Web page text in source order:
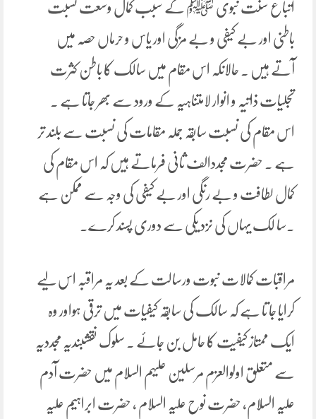
اتباع سنت نبوی ﷺ کے سبب کمال وسعت نسبت
باطنی اور بے کیفی و بے مزگی اور یاس و حرماں حصہ میں
آتے ہیں ۔ حالانکہ اس مقام میں سالک کا باطن کثرت
تجلیات ذاتیہ و انوار لامتناہیہ کے ورود سے بھر جاتا ہے ۔
اس مقام کی نسبت سابقہ جملہ مقامات کی نسبت سے بلند تر
ہے ۔ حضرت مجددالف ثانی فرماتے ہیں کہ اس مقام کی
کمال لطافت و بے رنگی اور بے کیفی کی وجہ سے ممکن ہے
۔سا لک یہاں کی نزد یکی سے دوری پسند کرے۔
مراقبات کمالات نبوت ورسالت کے بعد یہ مراقبہ اس لیے
کرایا جا تا ہے کہ سالک کی سابقہ کیفیات میں ترقی ہواور وہ
ایک ممتاز کیفیت کا حامل بن جائے ۔ سلوک نقشبندیہ مجددیہ
سے متعلق اولوالعزم مرسلین علیہم السلام میں حضرت آدم
علیہ السلام، حضرت نوح علیہ السلام ، حضرت ابراہیم علیہ